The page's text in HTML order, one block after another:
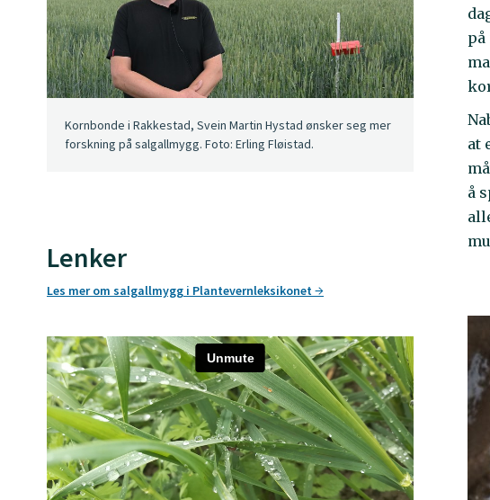
på
at
å
Kornbonde i Rakkestad, Svein Martin Hystad ønsker seg mer
forskning på salgallmygg. Foto: Erling Fløistad.
Lenker
Les mer om salgallmygg i Plantevernleksikonet